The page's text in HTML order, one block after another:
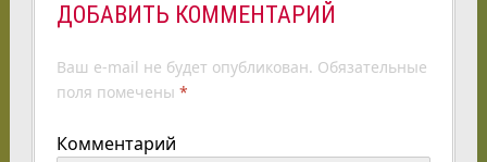
ДОБАВИТЬ КОММЕНТАРИЙ
Ваш e-mail не будет опубликован. Обязательные
поля помечены *
Комментарий